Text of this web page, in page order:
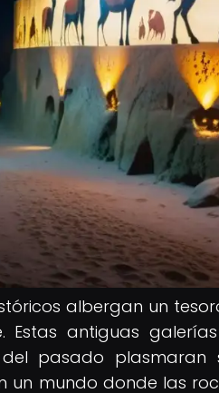
albergan un
Estas antiguas
del pasado
un mundo donde las